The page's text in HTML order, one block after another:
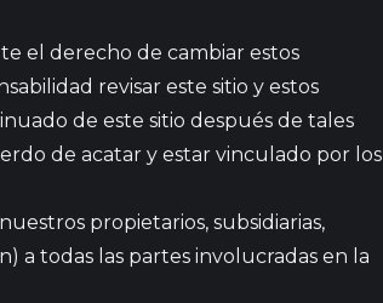
el derecho de cambiar estos
revisar este sitio y estos
de este sitio después de tales
de acatar y estar vinculado por los
propietarios, subsidiarias,
a todas las partes involucradas en la